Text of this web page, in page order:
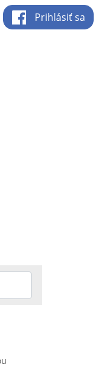
Prihlásiť sa